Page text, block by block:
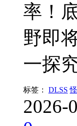
率！
野即
一探
标签： DLSS
2026-